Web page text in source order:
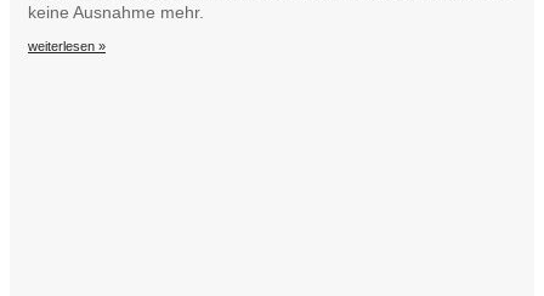
keine Ausnahme mehr.
weiterlesen »